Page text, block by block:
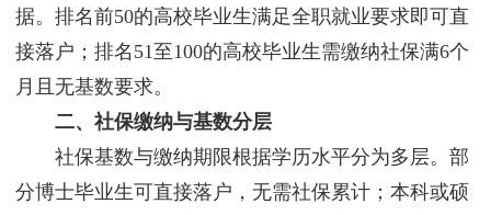
据。排名前50的高校毕业生满足全职就业要求即可直
接落户；排名51至100的高校毕业生需缴纳社保满6个
月且无基数要求。
二、社保缴纳与基数分层
社保基数与缴纳期限根据学历水平分为多层。部
分博士毕业生可直接落户，无需社保累计；本科或硕